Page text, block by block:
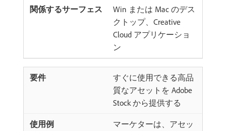
Win または Mac のデス
クトップ、Creative
Cloud アプリケーショ
ン
すぐに使用できる高品
質なアセットを Adobe
Stock から提供する
マーケターは、アセッ